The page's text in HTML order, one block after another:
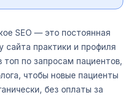
SEO — это постоянная
сайта практики и профиля
топ по запросам пациентов,
чтобы новые пациенты
без оплаты за